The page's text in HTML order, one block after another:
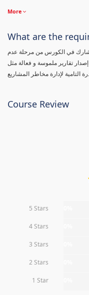
More
What are the
نقل المشارك في الكورس من مرحلة عدم
تقارير ملموسة و فعالة مثل
Course Review
5 Stars
4 Stars
3 Stars
2 Stars
1 Star